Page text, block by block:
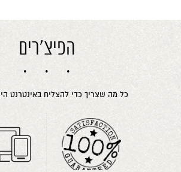
הפיצ'רים
כל מה שצריך כדי להצליח באינטרנט